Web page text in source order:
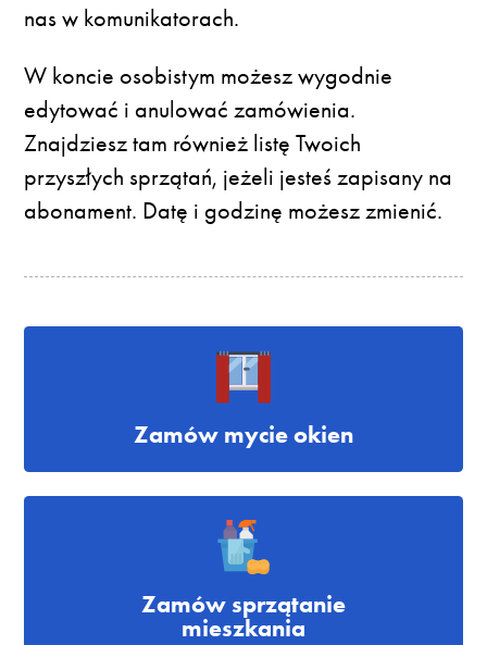
nas w komunikatorach.
W koncie osobistym możesz wygodnie
edytować i anulować zamówienia.
Znajdziesz tam również listę Twoich
przyszłych sprzątań, jeżeli jesteś zapisany na
abonament. Datę i godzinę możesz zmienić.
Zamów mycie okien
Zamów sprzątanie
mieszkania